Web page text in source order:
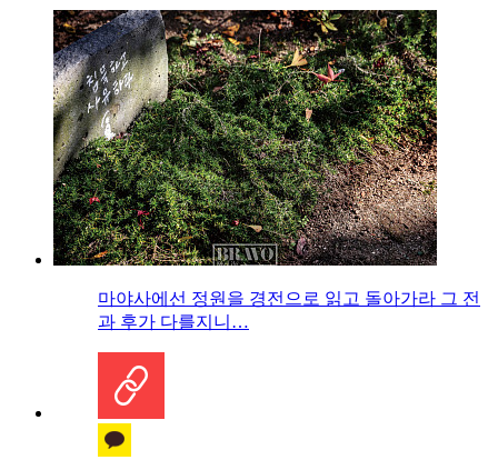
마야사에선 정원을 경전으로 읽고 돌아가라 그 전
과 후가 다를지니…